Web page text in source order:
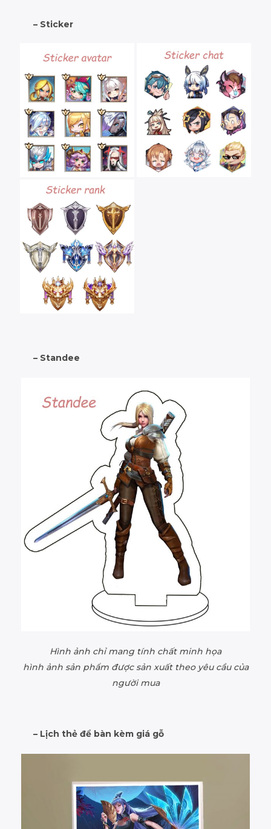
– Sticker
– Standee
Hình ảnh chỉ mang tính chất minh họa
hình ảnh sản phẩm được sản xuất theo yêu cầu của
người mua
– Lịch thẻ để bàn kèm giá gỗ